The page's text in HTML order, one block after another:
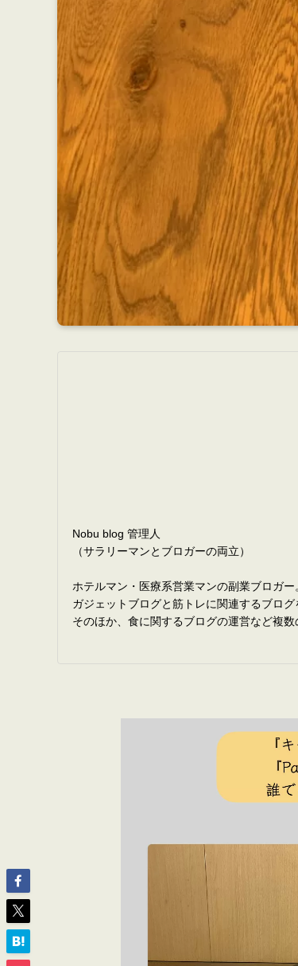
Nobu blog 管理人
（サラリーマンとブロガーの両立）
ホテルマン・医療系営業マンの副業ブロガー
ガジェットブログと筋トレに関連するブログ
そのほか、食に関するブログの運営など複数